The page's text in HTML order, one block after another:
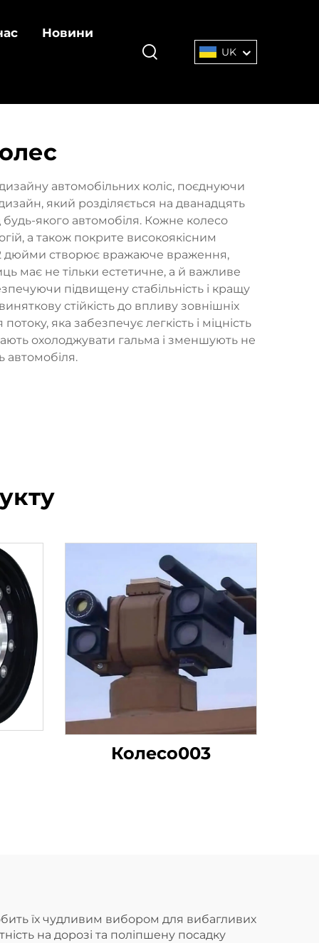
Новини
UK
автомобільних коліс, поєднуючи
який розділяється на дванадцять
якого автомобіля. Кожне колесо
а також покрите високоякісним
дюйми створює вражаюче враження,
має не тільки естетичне, а й важливе
підвищену стабільність і кращу
стійкість до впливу зовнішніх
яка забезпечує легкість і міцність
охолоджувати гальма і зменшують не
автомобіля.
Колесо003
їх чудливим вибором для вибагливих
на дорозі та поліпшену посадку